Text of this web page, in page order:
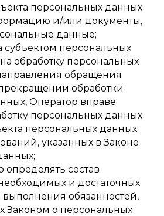
персональных данных
и/или документы,
данные;
субъектом персональных
обработку персональных
обращения
обработки
Оператор вправе
персональных данных
персональных данных
указанных в Законе
определять состав
и достаточных
обязанностей,
Законом о персональных